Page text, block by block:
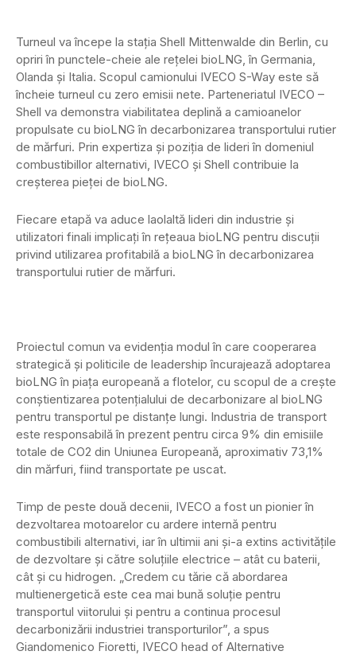
Turneul va începe la stația Shell Mittenwalde din Berlin, cu
opriri în punctele-cheie ale rețelei bioLNG, în Germania,
Olanda și Italia. Scopul camionului IVECO S-Way este să
încheie turneul cu zero emisii nete. Parteneriatul IVECO –
Shell va demonstra viabilitatea deplină a camioanelor
propulsate cu bioLNG în decarbonizarea transportului rutier
de mărfuri. Prin expertiza și poziția de lideri în domeniul
combustibillor alternativi, IVECO și Shell contribuie la
creșterea pieței de bioLNG.
Fiecare etapă va aduce laolaltă lideri din industrie și
utilizatori finali implicați în rețeaua bioLNG pentru discuții
privind utilizarea profitabilă a bioLNG în decarbonizarea
transportului rutier de mărfuri.
Proiectul comun va evidenția modul în care cooperarea
strategică și politicile de leadership încurajează adoptarea
bioLNG în piața europeană a flotelor, cu scopul de a crește
conștientizarea potențialului de decarbonizare al bioLNG
pentru transportul pe distanțe lungi. Industria de transport
este responsabilă în prezent pentru circa 9% din emisiile
totale de CO2 din Uniunea Europeană, aproximativ 73,1%
din mărfuri, fiind transportate pe uscat.
Timp de peste două decenii, IVECO a fost un pionier în
dezvoltarea motoarelor cu ardere internă pentru
combustibili alternativi, iar în ultimii ani și-a extins activitățile
de dezvoltare și către soluțiile electrice – atât cu baterii,
cât și cu hidrogen. „Credem cu tărie că abordarea
multienergetică este cea mai bună soluție pentru
transportul viitorului și pentru a continua procesul
decarbonizării industriei transporturilor”, a spus
Giandomenico Fioretti, IVECO head of Alternative